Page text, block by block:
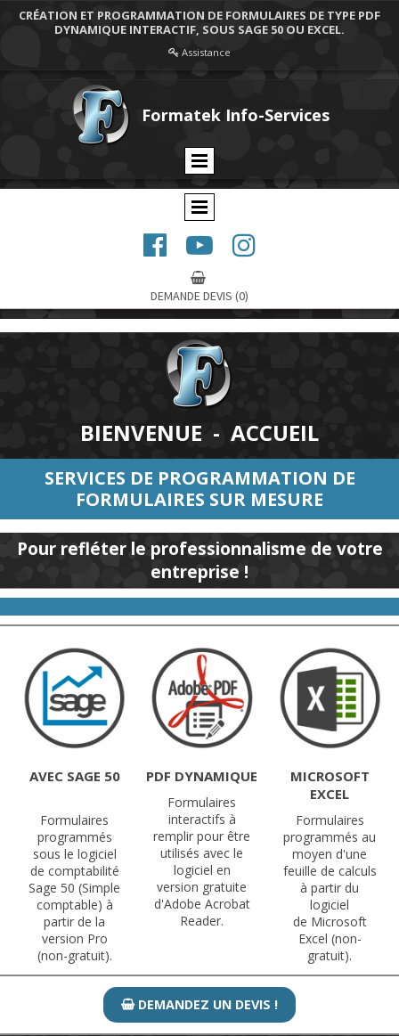
CRÉATION ET PROGRAMMATION DE FORMULAIRES DE TYPE PDF
DYNAMIQUE INTERACTIF, SOUS SAGE 50 OU EXCEL.
Assistance
Formatek Info-Services
  

DEMANDE DEVIS (0)
BIENVENUE - ACCUEIL
SERVICES DE PROGRAMMATION DE
FORMULAIRES SUR MESURE
Pour refléter le professionnalisme de votre
entreprise !
AVEC SAGE 50
Formulaires
programmés
sous le logiciel
de comptabilité
Sage 50 (Simple
comptable) à
partir de la
version Pro
(non-gratuit).
PDF DYNAMIQUE
Formulaires
interactifs à
remplir pour être
utilisés avec le
logiciel en
version gratuite
d'Adobe Acrobat
Reader.
MICROSOFT
EXCEL
Formulaires
programmés au
moyen d'une
feuille de calculs
à partir du
logiciel
de Microsoft
Excel (non-
gratuit).
DEMANDEZ UN DEVIS !